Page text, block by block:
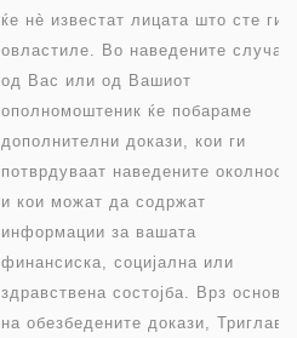
ќе нè известат лицата што сте ги
овластиле. Во наведените случаи,
од Вас или од Вашиот
ополномоштеник ќе побараме
дополнителни докази, кои ги
потврдуваат наведените
и кои можат да содржат
информации за вашата
финансиска, социјална или
здравствена состојба. Врз основа
на обезбедените докази, Триглав